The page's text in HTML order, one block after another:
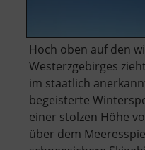
Hoch oben auf den
Westerzgebirges
im staatlich
begeisterte
einer stolzen Höhe
über dem